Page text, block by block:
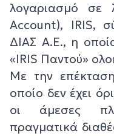
λογαριασμό σε
Account), IRIS,
ΔΙΑΣ Α.Ε., η
«IRIS Παντού»
Με την
οποίο δεν έχει
οι άμεσες
πραγματικά